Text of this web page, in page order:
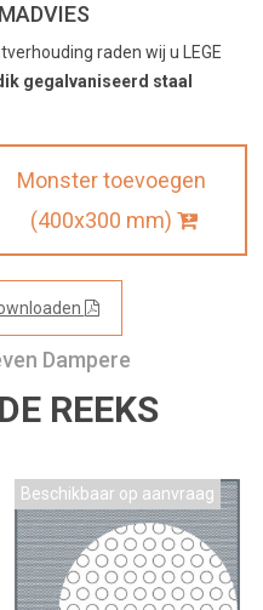
raden wij u LEGE
gegalvaniseerd staal
Monster toevoegen
(400x300 mm)
Dampere
REEKS
Beschikbaar op aanvraag